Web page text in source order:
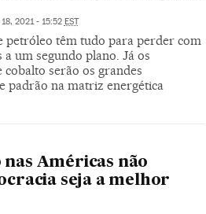
18, 2021 - 15:52 EST
petróleo têm tudo para perder com
um segundo plano. Já os
serão os grandes
padrão na matriz energética
Américas não
seja a melhor